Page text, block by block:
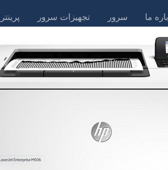
ما سرور تجهیزات سرور پرینتر